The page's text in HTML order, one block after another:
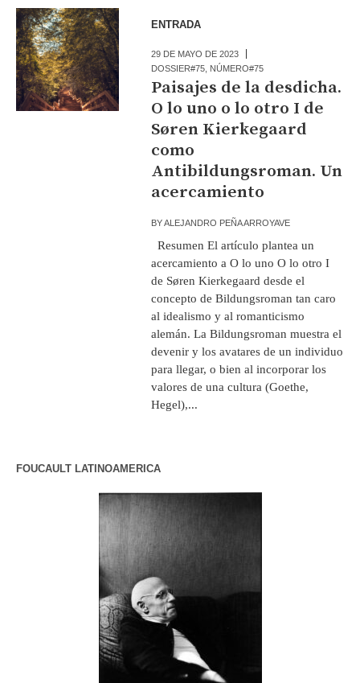
ENTRADA
29 DE MAYO DE 2023
DOSSIER#75 NÚMERO#75
Paisajes de la desdicha.
O lo uno o lo otro I de
Søren Kierkegaard
como
Antibildungsroman. Un
acercamiento
BYALEJANDRO PEÑA ARROYAVE
Resumen El artículo plantea un
acercamiento a O lo uno O lo otro I
de Søren Kierkegaard desde el
concepto de Bildungsroman tan caro
al idealismo y al romanticismo
alemán. La Bildungsroman muestra el
devenir y los avatares de un individuo
para llegar, o bien al incorporar los
valores de una cultura (Goethe,
Hegel),...
FOUCAULT LATINOAMERICA